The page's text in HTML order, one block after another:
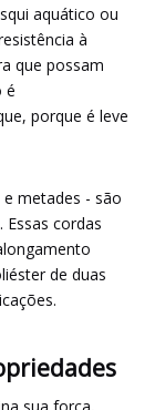
aquático ou
à
que possam
é
porque é leve
metades - são
Essas cordas
de duas